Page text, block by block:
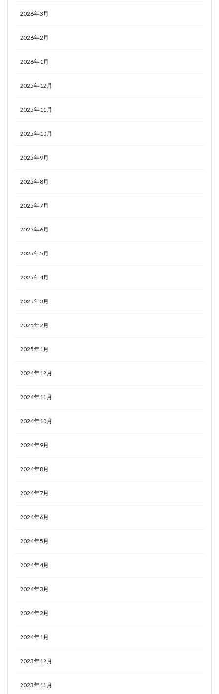
2026年3月
2026年2月
2026年1月
2025年12月
2025年11月
2025年10月
2025年9月
2025年8月
2025年7月
2025年6月
2025年5月
2025年4月
2025年3月
2025年2月
2025年1月
2024年12月
2024年11月
2024年10月
2024年9月
2024年8月
2024年7月
2024年6月
2024年5月
2024年4月
2024年3月
2024年2月
2024年1月
2023年12月
2023年11月